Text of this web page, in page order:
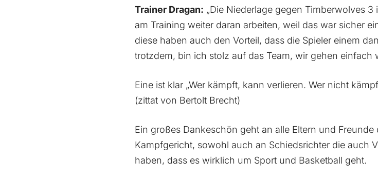
Trainer Dragan: „Die Niederlage gegen Timberwolves
am Training weiter daran arbeiten, weil das war sicher
diese haben auch den Vorteil, dass die Spieler einem
trotzdem, bin ich stolz auf das Team, wir gehen einfach
Eine ist klar „Wer kämpft, kann verlieren. Wer nicht
(zittat von Bertolt Brecht)
Ein großes Dankeschön geht an alle Eltern und
Kampfgericht, sowohl auch an Schiedsrichter die auch
haben, dass es wirklich um Sport und Basketball geht.